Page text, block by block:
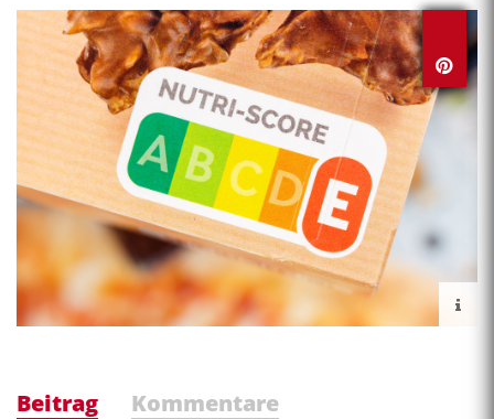
Beitrag Kommentare